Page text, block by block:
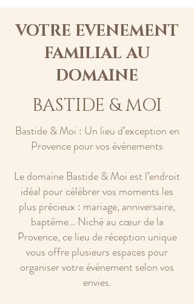
VOTRE EVENEMENT
FAMILIAL AU
DOMAINE
BASTIDE & MOI
Bastide & Moi : Un lieu d’exception en
Provence pour vos événements
Le domaine Bastide & Moi est l’endroit
idéal pour célébrer vos moments les
plus précieux : mariage, anniversaire,
baptême… Niché au cœur de la
Provence, ce lieu de réception unique
vous offre plusieurs espaces pour
organiser votre événement selon vos
envies.